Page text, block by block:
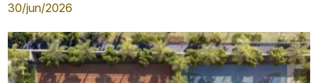
30/jun/2026